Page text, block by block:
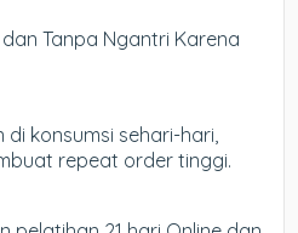
Tanpa Ngantri Karena
konsumsi sehari-hari,
repeat order tinggi.